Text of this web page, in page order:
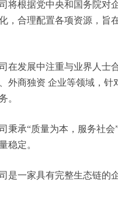
将根据党中央和国务院对
，合理配置各项资源，旨
在发展中注重与业界人士
外商独资 企业等领域，
。
秉承“质量为本，服务社
稳定。
是一家具有完整生态链的